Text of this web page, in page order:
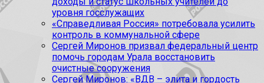
уровня госслужащих
«Справедливая Россия» потребовала усилить
контроль в коммунальной сфере
Сергей Миронов призвал федеральный центр
помочь городам Урала восстановить
очистные сооружения
Сергей Миронов: «ВДВ – элита и гордость